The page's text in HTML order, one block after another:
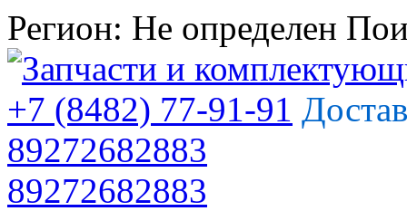
Регион: Не определен
+7 (8482) 77-91-91
89272682883
89272682883